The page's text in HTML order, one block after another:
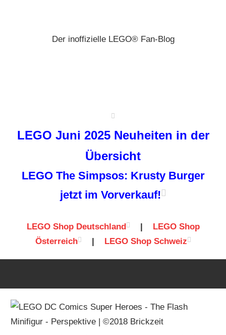
Der inoffizielle LEGO® Fan-Blog
LEGO Juni 2025 Neuheiten in der
Übersicht
LEGO The Simpsos: Krusty Burger
jetzt im Vorverkauf!
LEGO Shop Deutschland | LEGO Shop
Österreich
| LEGO Shop Schweiz